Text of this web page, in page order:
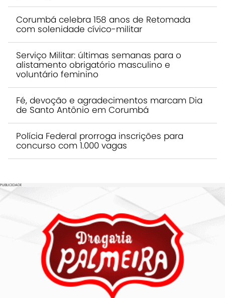
Corumbá celebra 158 anos de Retomada
com solenidade cívico-militar
Serviço Militar: últimas semanas para o
alistamento obrigatório masculino e
voluntário feminino
Fé, devoção e agradecimentos marcam Dia
de Santo Antônio em Corumbá
Polícia Federal prorroga inscrições para
concurso com 1.000 vagas
PUBLICIDADE